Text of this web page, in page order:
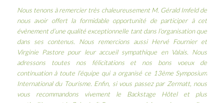
Nous tenons à remercier très chaleureusement M. Gérald Imfeld de
nous avoir offert la formidable opportunité de participer à cet
évènement d’une qualité exceptionnelle tant dans l’organisation que
dans ses contenus. Nous remercions aussi Hervé Fournier et
Virginie Pastore pour leur accueil sympathique en Valais. Nous
adressons toutes nos félicitations et nos bons voeux de
continuation à toute l’équipe qui a organisé ce 13ème Symposium
International du Tourisme. Enfin, si vous passez par Zermatt, nous
vous recommandons vivement le Backstage Hôtelet plus